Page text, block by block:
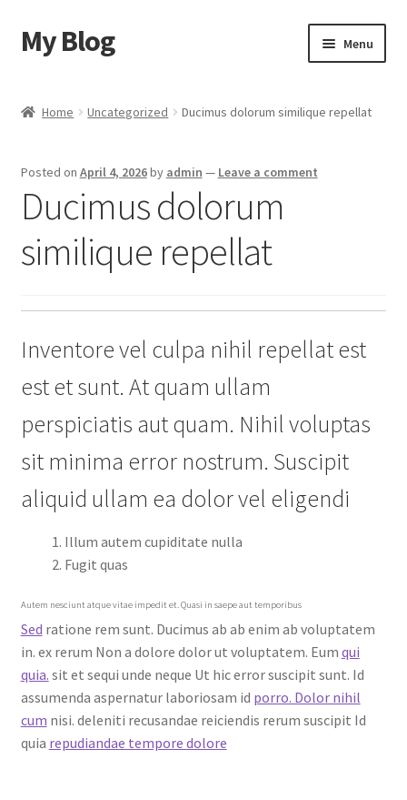
Skip
to
Skip
to
My Blog Menu
Checkout
Home Uncategorized Ducimus dolorum similique repellat
Posted on April 4, 2026by admin — Leave a comment
Ducimus dolorum
similique repellat
Inventore vel culpa nihil repellat est
est et sunt. At quam ullam
perspiciatis aut quam. Nihil voluptas
sit minima error nostrum. Suscipit
aliquid ullam ea dolor vel eligendi
Illum autem cupiditate nulla
Fugit quas
Autem nesciunt atque vitae impedit et. Quasi in saepe aut temporibus
Sed ratione rem sunt. Ducimus ab ab enim ab voluptatem
in. ex rerum Non a dolore dolor ut voluptatem. Eum qui
quia. sit et sequi unde neque Ut hic error suscipit sunt. Id
assumenda aspernatur laboriosam id porro. Dolor nihil
cum nisi. deleniti recusandae reiciendis rerum suscipit Id
quia repudiandae tempore dolore